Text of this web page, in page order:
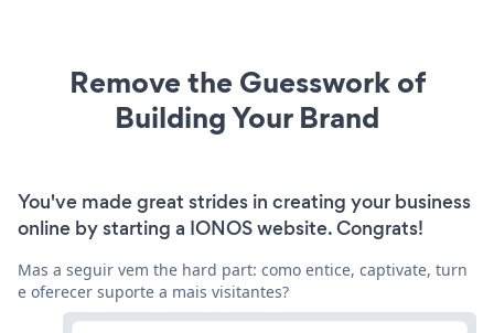
Remove the Guesswork of
Building Your Brand
You've made great strides in creating your business
online by starting a IONOS website. Congrats!
Mas a seguir vem the hard part: como entice, captivate, turn
e oferecer suporte a mais visitantes?